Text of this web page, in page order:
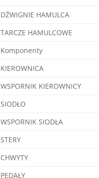
DŹWIGNIE HAMULCA
TARCZE HAMULCOWE
Komponenty
KIEROWNICA
WSPORNIK KIEROWNICY
SIODŁO
WSPORNIK SIODŁA
STERY
CHWYTY
PEDAŁY